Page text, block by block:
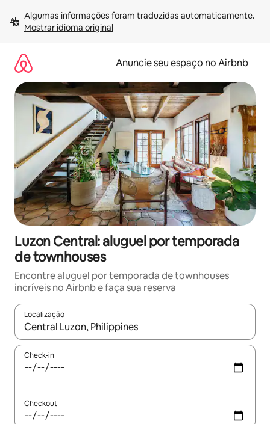
para
Mostrar idioma original
Anuncie seu espaço no Airbnb
Luzon Central: aluguel por temporada
de townhouses
Encontre aluguel por temporada de townhouses
incríveis no Airbnb e faça sua reserva
Localização
Quando os resultados estiverem disponíveis, explore-os
Check-in
Checkout